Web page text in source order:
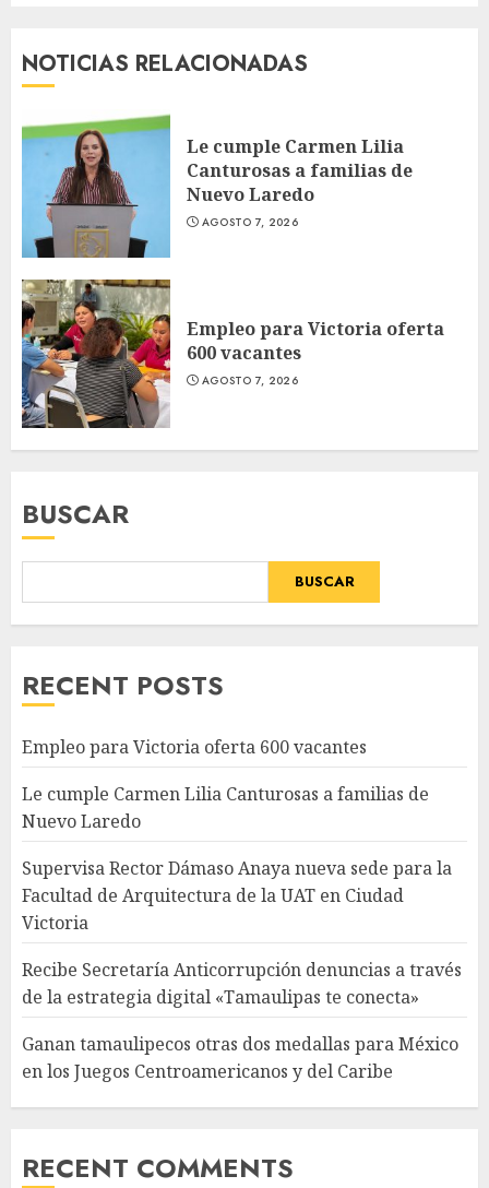
NOTICIAS RELACIONADAS
Le cumple Carmen Lilia
Canturosas a familias de
Nuevo Laredo
AGOSTO 7, 2026
Empleo para Victoria oferta
600 vacantes
AGOSTO 7, 2026
BUSCAR
BUSCAR
RECENT POSTS
Empleo para Victoria oferta 600 vacantes
Le cumple Carmen Lilia Canturosas a familias de
Nuevo Laredo
Supervisa Rector Dámaso Anaya nueva sede para la
Facultad de Arquitectura de la UAT en Ciudad
Victoria
Recibe Secretaría Anticorrupción denuncias a través
de la estrategia digital «Tamaulipas te conecta»
Ganan tamaulipecos otras dos medallas para México
en los Juegos Centroamericanos y del Caribe
RECENT COMMENTS